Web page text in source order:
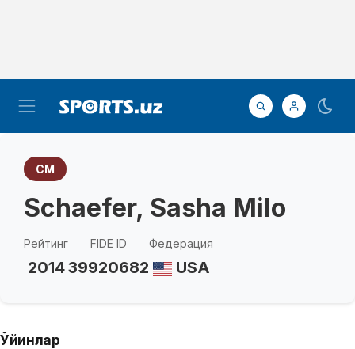
CM
Schaefer, Sasha Milo
Рейтинг
2014
FIDE ID
39920682
Федерация
USA
Ўйинлар